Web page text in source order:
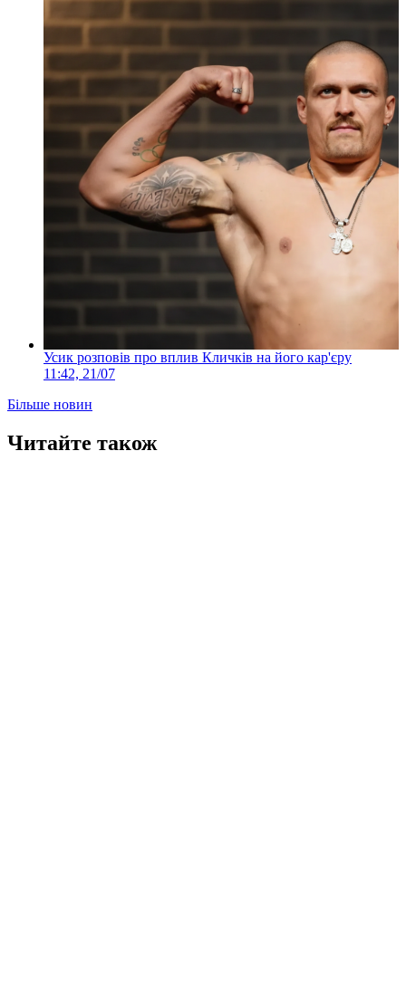
Усик розповів про вплив Кличків на його кар'єру
11:42, 21/07
Більше новин
Читайте також